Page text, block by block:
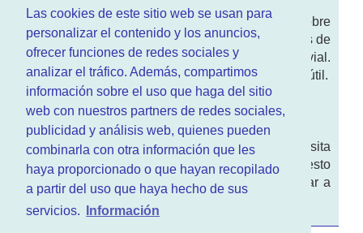
Las cookies de este sitio web se usan para
personalizar el contenido y los anuncios,
ofrecer funciones de redes sociales y
analizar el tráfico. Además, compartimos
información sobre el uso que haga del sitio
web con nuestros partners de redes sociales,
publicidad y análisis web, quienes pueden
combinarla con otra información que les
haya proporcionado o que hayan recopilado
a partir del uso que haya hecho de sus
servicios.
Información
Enwww.RenovarCarnet.comTe contamos sobre
larenovación del permisode conducir, noticias de
actualidad motor y sobre todo seguridad vial.
Ademas tenemos todo tipo de información DGT útil.
¿Quienes somos?
Quieres saber quien mantiene la pagina, visita
nuestrasección de contacto. Aquí tienes nuesto
aviso legal
. Basicamente no queremos engañar a
nadie.